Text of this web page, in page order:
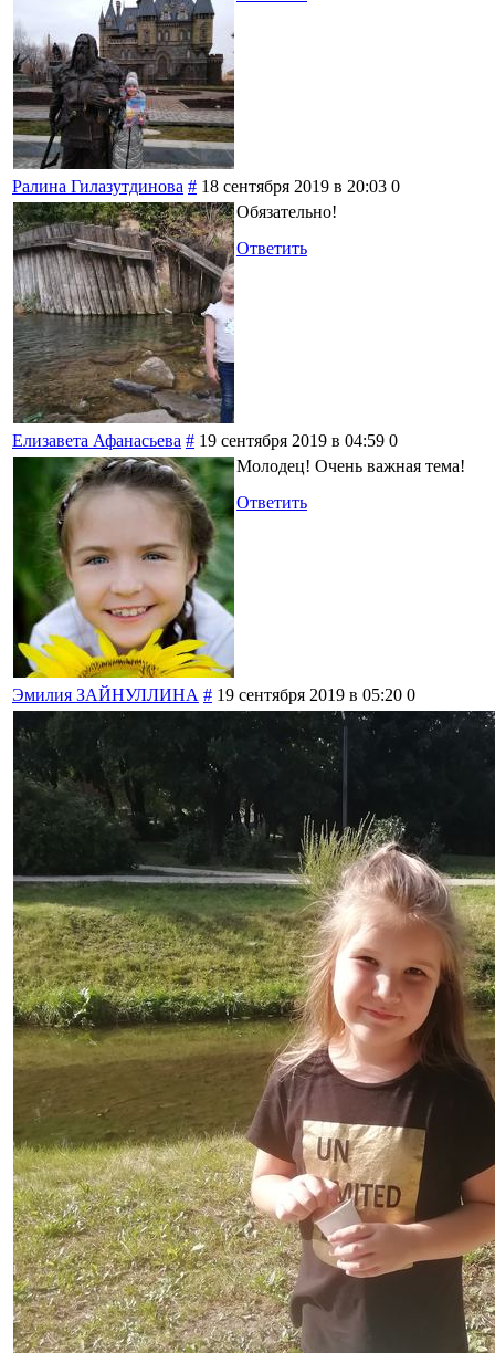
Ралина Гилазутдинова # 18 сентября 2019 в 20:03 0
Обязательно!
Ответить
Елизавета Афанасьева # 19 сентября 2019 в 04:59 0
Молодец! Очень важная тема!
Ответить
Эмилия ЗАЙНУЛЛИНА # 19 сентября 2019 в 05:20 0